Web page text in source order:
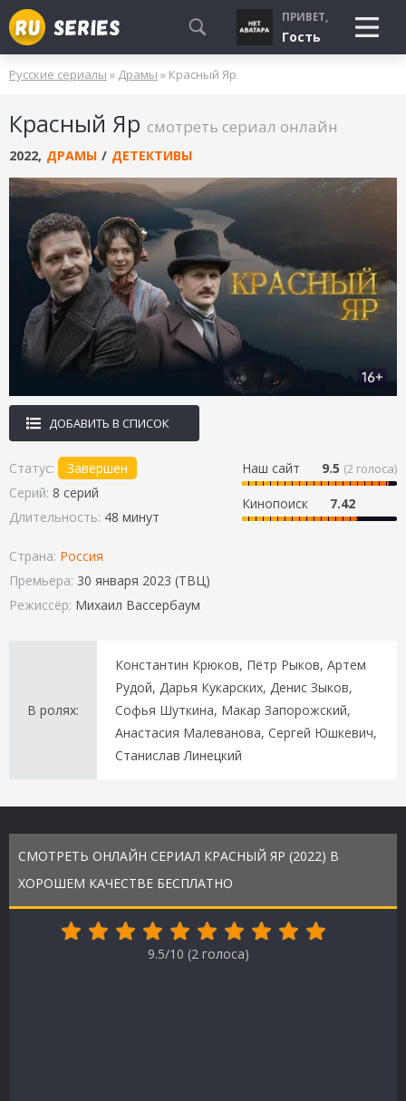
СМОТРЮ
БУДУ СМОТРЕТЬ
УЖЕ СМОТРЕЛ
ПРИВЕТ,
Гость
Русские сериалы » Драмы » Красный Яр
Красный Яр смотреть сериал онлайн
2022, ДРАМЫ / ДЕТЕКТИВЫ
ДОБАВИТЬ В СПИСОК
Наш сайт 9.5 (2 голоса)
Кинопоиск 7.42
Статус:
Завершен
Серий: 8 серий
Длительность: 48 минут
Страна: Россия
Премьера: 30 января 2023 (ТВЦ)
Режиссёр: Михаил Вассербаум
В ролях:
Константин Крюков, Пётр Рыков, Артем
Рудой, Дарья Кукарских, Денис Зыков,
Софья Шуткина, Макар Запорожский,
Анастасия Малеванова, Сергей Юшкевич,
Станислав Линецкий
СМОТРЕТЬ ОНЛАЙН СЕРИАЛ КРАСНЫЙ ЯР (2022) В
ХОРОШЕМ КАЧЕСТВЕ БЕСПЛАТНО
9.5/10 (2 голоса)